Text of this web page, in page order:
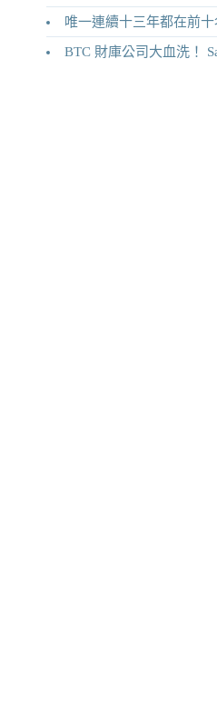
唯一連續十三年都在前十名的山寨
BTC 財庫公司大血洗！ Satsuma 清算下